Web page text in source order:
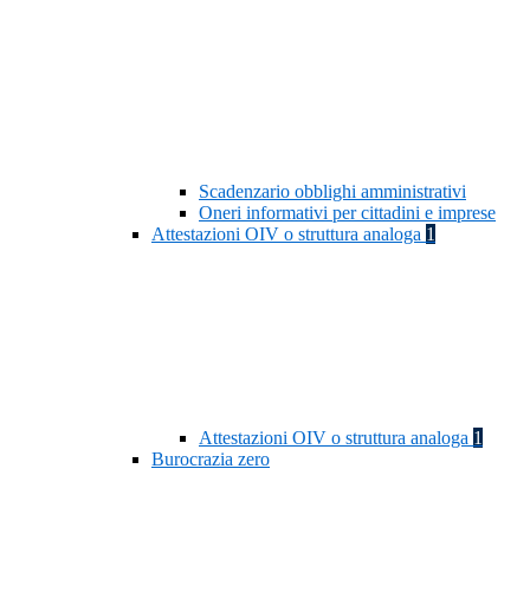
Scadenzario obblighi amministrativi
Oneri informativi per cittadini e imprese
Attestazioni OIV o struttura analoga 1
Attestazioni OIV o struttura analoga 1
Burocrazia zero